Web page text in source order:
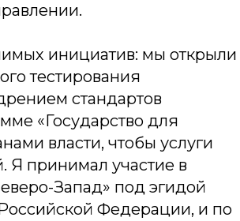
инициатив: мы открыли
тестирования
стандартов
«Государство для
власти, чтобы услуги
Я принимал участие в
Запад» под эгидой
Федерации, и по